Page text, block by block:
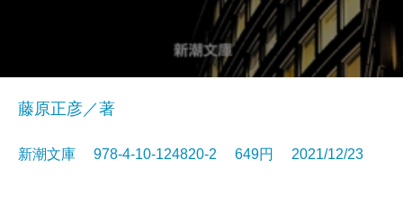
藤原正彦／著
新潮文庫 978-4-10-124820-2 649円 2021/12/23